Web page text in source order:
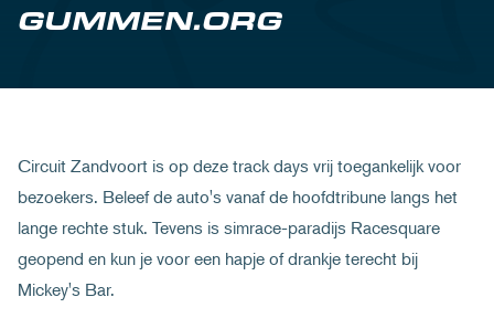
GUMMEN.ORG
Circuit Zandvoort is op deze track days vrij toegankelijk voor
bezoekers. Beleef de auto's vanaf de hoofdtribune langs het
lange rechte stuk. Tevens is simrace-paradijs Racesquare
geopend en kun je voor een hapje of drankje terecht bij
Mickey's Bar.